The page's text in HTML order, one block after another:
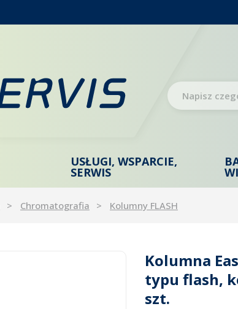
USŁUGI, WSPARCIE,
SERWIS
Chromatografia Kolumny FLASH
Kolumna
typu flash,
szt.